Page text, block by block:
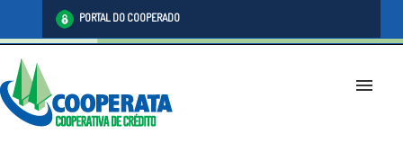
PORTAL DO COOPERADO
menu